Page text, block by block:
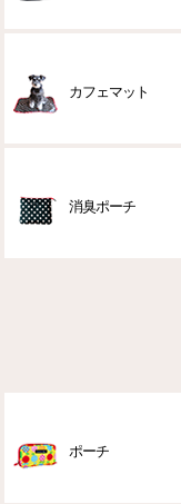
カフェマット
消臭ポーチ
ポーチ